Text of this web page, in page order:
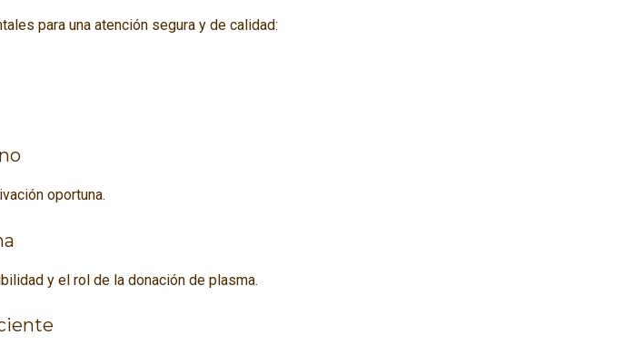
para una atención segura y de calidad:
oportuna.
y el rol de la donación de plasma.